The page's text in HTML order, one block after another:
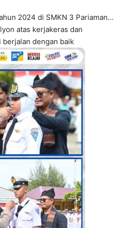
2024 di SMKN 3 Pariaman…
atas kerjakeras dan
berjalan dengan baik